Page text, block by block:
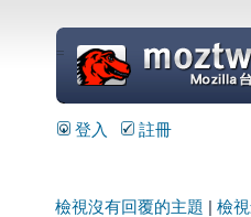
=
登入 註冊
檢視沒有回覆的主題 檢